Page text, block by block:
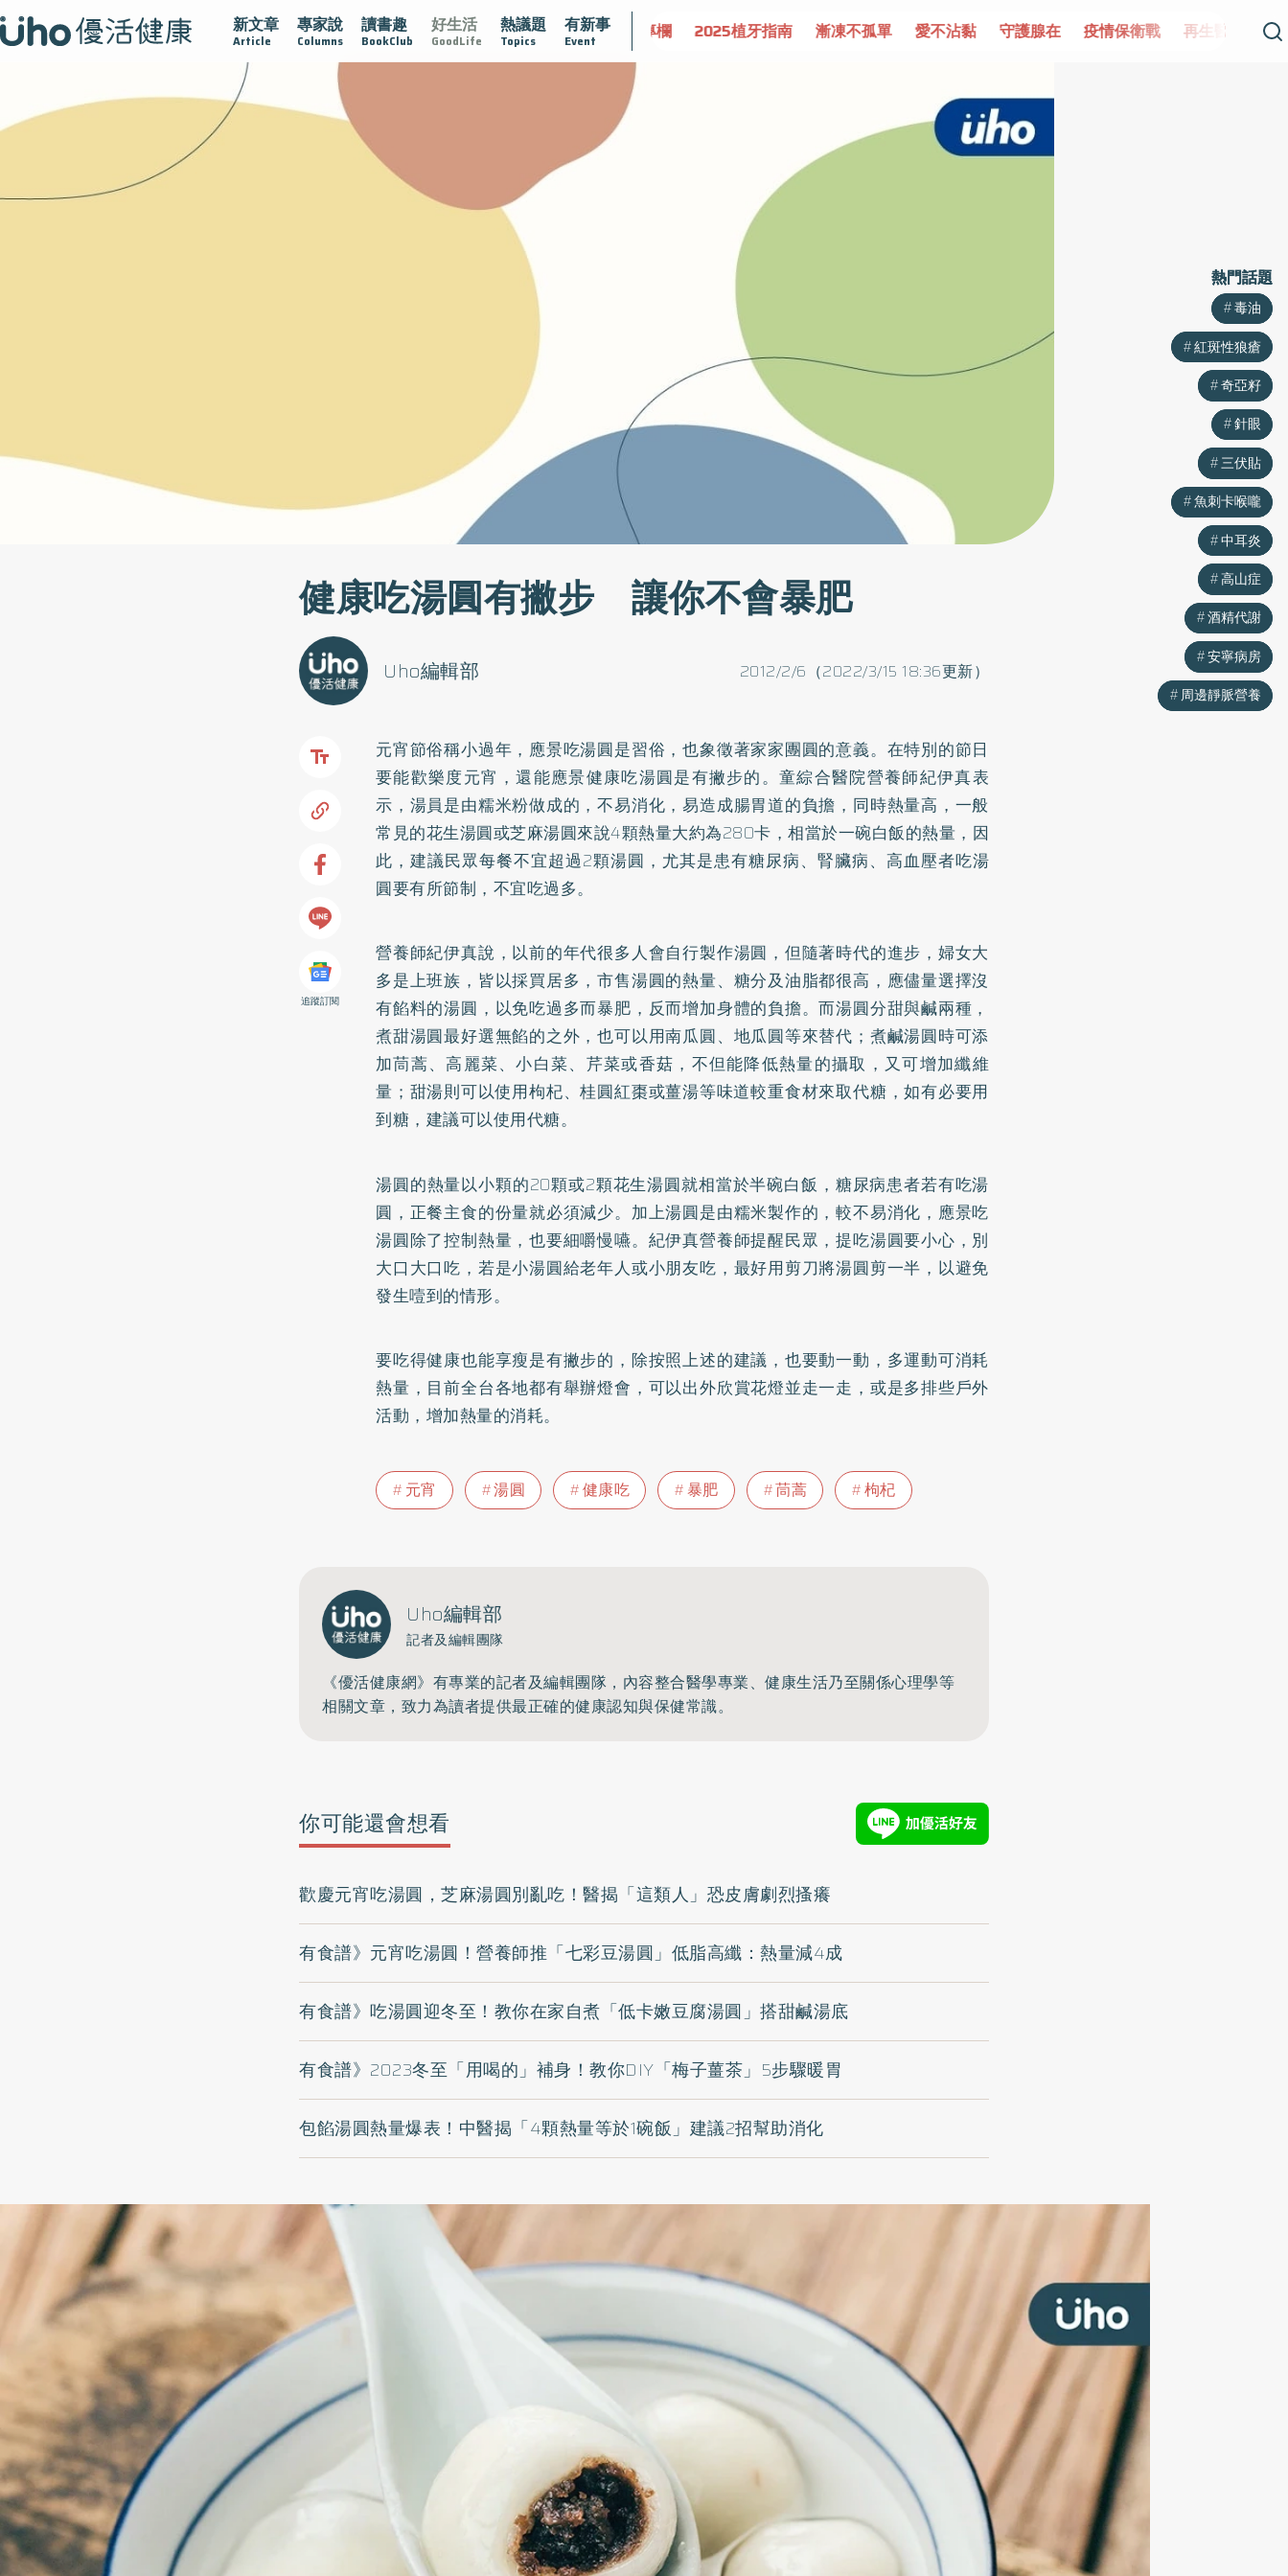
新文章
Article
專家說
Columns
讀書趣
BookClub
好生活
GoodLife
熱議題
Topics
有新事
Event
疫情保衛戰 再生醫學 愛的未來視 認識攝護腺肥大 守護骨骼健康 達文西手術專欄 2025植牙指南 漸凍不孤單 愛不沾黏 守護腺在 疫情保衛戰 再生醫學 愛的
健康吃湯圓有撇步 讓你不會暴肥
2012/2/6（2022/3/15 18:36更新）
Uho編輯部
追蹤訂閱
元宵節俗稱小過年，應景吃湯圓是習俗，也象徵著家家團圓的意義。在特別的節日
要能歡樂度元宵，還能應景健康吃湯圓是有撇步的。童綜合醫院營養師紀伊真表
示，湯員是由糯米粉做成的，不易消化，易造成腸胃道的負擔，同時熱量高，一般
常見的花生湯圓或芝麻湯圓來說4顆熱量大約為280卡，相當於一碗白飯的熱量，因
此，建議民眾每餐不宜超過2顆湯圓，尤其是患有糖尿病、 腎臟病、 高血壓者吃湯
圓要有所節制，不宜吃過多。
營養師紀伊真說，以前的年代很多人會自行製作湯圓，但隨著時代的進步，婦女大
多是上班族，皆以採買居多，市售湯圓的熱量、糖分及油脂都很高，應儘量選擇沒
有餡料的湯圓，以免吃過多而暴肥，反而增加身體的負擔。而湯圓分甜與鹹兩種，
煮甜湯圓最好選無餡的之外，也可以用南瓜圓、地瓜圓等來替代；煮鹹湯圓時可添
加茼蒿、高麗菜、小白菜、芹菜或香菇，不但能降低熱量的攝取，又可增加纖維
量；甜湯則可以使用枸杞、桂圓紅棗或薑湯等味道較重食材來取代糖，如有必要用
到糖，建議可以使用代糖。
湯圓的熱量以小顆的20顆或2顆花生湯圓就相當於半碗白飯，糖尿病患者若有吃湯
圓，正餐主食的份量就必須減少。加上湯圓是由糯米製作的，較不易消化，應景吃
湯圓除了控制熱量，也要細嚼慢嚥。紀伊真營養師提醒民眾，提吃湯圓要小心，別
大口大口吃，若是小湯圓給老年人或小朋友吃，最好用剪刀將湯圓剪一半，以避免
發生噎到的情形。
要吃得健康也能享瘦是有撇步的，除按照上述的建議，也要動一動，多運動可消耗
熱量，目前全台各地都有舉辦燈會，可以出外欣賞花燈並走一走，或是多排些戶外
活動，增加熱量的消耗。
元宵 湯圓 健康吃 暴肥 茼蒿 枸杞
Uho編輯部
記者及編輯團隊
《優活健康網》有專業的記者及編輯團隊，內容整合醫學專業、健康生活乃至關係心理學等
相關文章，致力為讀者提供最正確的健康認知與保健常識。
你可能還會想看
歡慶元宵吃湯圓，芝麻湯圓別亂吃！醫揭「這類人」恐皮膚劇烈搔癢
有食譜》元宵吃湯圓！營養師推「七彩豆湯圓」低脂高纖：熱量減4成
有食譜》吃湯圓迎冬至！教你在家自煮「低卡嫩豆腐湯圓」搭甜鹹湯底
有食譜》2023冬至「用喝的」補身！教你DIY「梅子薑茶」5步驟暖胃
包餡湯圓熱量爆表！中醫揭「4顆熱量等於1碗飯」建議2招幫助消化
熱門話題
毒油
紅斑性狼瘡
奇亞籽
針眼
三伏貼
魚刺卡喉嚨
中耳炎
高山症
酒精代謝
安寧病房
周邊靜脈營養
熱門話題
毒油
紅斑性狼瘡
奇亞籽
針眼
三伏貼
魚刺卡喉嚨
中耳炎
高山症
酒精代謝
安寧病房
周邊靜脈營養